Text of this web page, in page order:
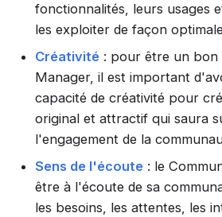
fonctionnalités, leurs usages
les exploiter de façon
Créativité : pour être un bon
Manager, il est important
capacité de créativité pour
original et attractif qui saura
l'engagement de la
Sens de l'écoute : le
être à l'écoute de sa
les besoins, les attentes, les